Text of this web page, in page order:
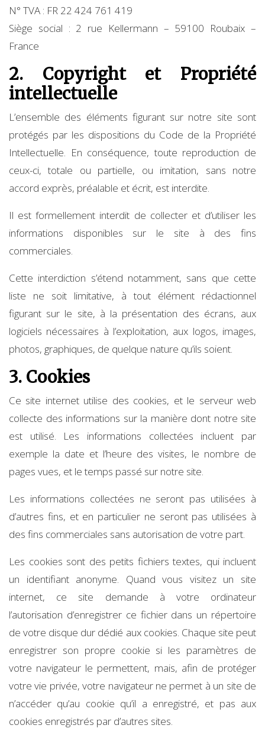
N° TVA : FR 22 424 761 419
Siège social : 2 rue Kellermann – 59100 Roubaix –
France
2. Copyright et Propriété
intellectuelle
L’ensemble des éléments figurant sur notre site sont
protégés par les dispositions du Code de la Propriété
Intellectuelle. En conséquence, toute reproduction de
ceux-ci, totale ou partielle, ou imitation, sans notre
accord exprès, préalable et écrit, est interdite.
Il est formellement interdit de collecter et d’utiliser les
informations disponibles sur le site à des fins
commerciales.
Cette interdiction s’étend notamment, sans que cette
liste ne soit limitative, à tout élément rédactionnel
figurant sur le site, à la présentation des écrans, aux
logiciels nécessaires à l’exploitation, aux logos, images,
photos, graphiques, de quelque nature qu’ils soient.
3. Cookies
Ce site internet utilise des cookies, et le serveur web
collecte des informations sur la manière dont notre site
est utilisé. Les informations collectées incluent par
exemple la date et l’heure des visites, le nombre de
pages vues, et le temps passé sur notre site.
Les informations collectées ne seront pas utilisées à
d’autres fins, et en particulier ne seront pas utilisées à
des fins commerciales sans autorisation de votre part.
Les cookies sont des petits fichiers textes, qui incluent
un identifiant anonyme. Quand vous visitez un site
internet, ce site demande à votre ordinateur
l’autorisation d’enregistrer ce fichier dans un répertoire
de votre disque dur dédié aux cookies. Chaque site peut
enregistrer son propre cookie si les paramètres de
votre navigateur le permettent, mais, afin de protéger
votre vie privée, votre navigateur ne permet à un site de
n’accéder qu’au cookie qu’il a enregistré, et pas aux
cookies enregistrés par d’autres sites.